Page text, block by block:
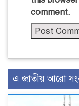
comment.
এ জাতীয় আরো